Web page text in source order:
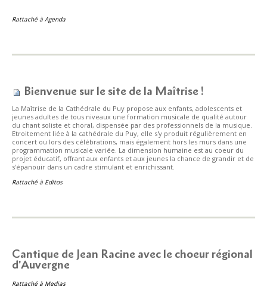
Rattaché à Agenda
Bienvenue sur le site de la Maîtrise !
La Maîtrise de la Cathédrale du Puy propose aux enfants, adolescents et
jeunes adultes de tous niveaux une formation musicale de qualité autour
du chant soliste et choral, dispensée par des professionnels de la musique.
Etroitement liée à la cathédrale du Puy, elle s'y produit régulièrement en
concert ou lors des célébrations, mais également hors les murs dans une
programmation musicale variée. La dimension humaine est au coeur du
projet éducatif, offrant aux enfants et aux jeunes la chance de grandir et de
s'épanouir dans un cadre stimulant et enrichissant.
Rattaché à Editos
Cantique de Jean Racine avec le choeur régional
d'Auvergne
Rattaché à Medias